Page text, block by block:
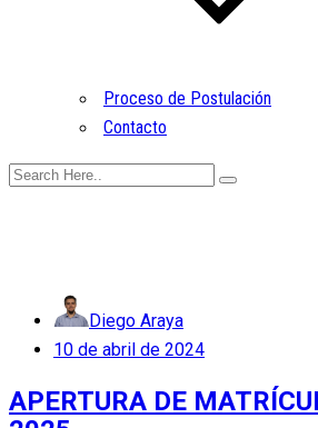
Proceso de Postulación
Contacto
Diego Araya
Posted
10 de abril de 2024
APERTURA DE